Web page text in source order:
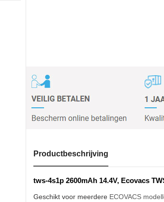
Productbeschrijving
tws-4s1p 2600mAh 14.4V, Ecovacs
Geschikt voor meerdere ECOVACS